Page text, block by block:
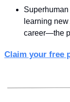
learning
career—the
Claim your free